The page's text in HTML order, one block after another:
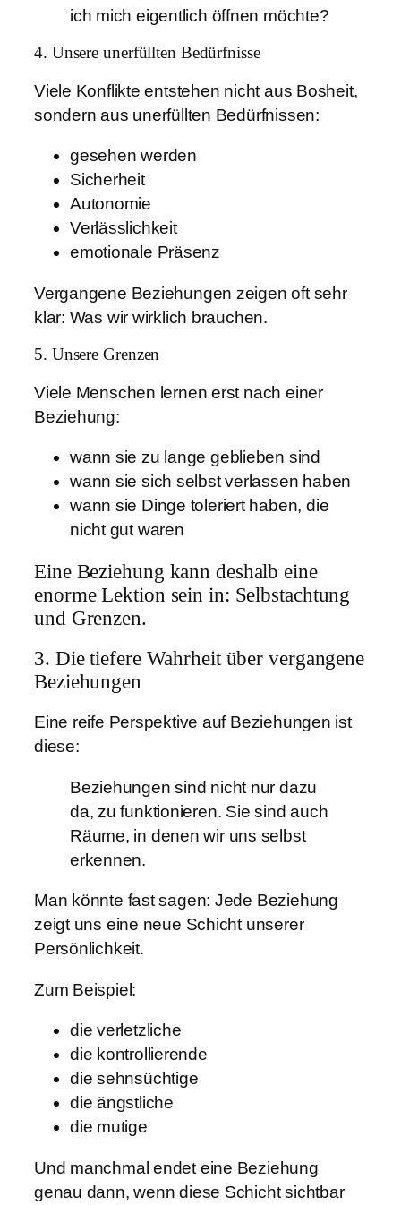
ich mich eigentlich öffnen möchte?
4. Unsere unerfüllten Bedürfnisse
Viele Konflikte entstehen nicht aus Bosheit,
sondern aus unerfüllten Bedürfnissen:
gesehen werden
Sicherheit
Autonomie
Verlässlichkeit
emotionale Präsenz
Vergangene Beziehungen zeigen oft sehr
klar: Was wir wirklich brauchen.
5. Unsere Grenzen
Viele Menschen lernen erst nach einer
Beziehung:
wann sie zu lange geblieben sind
wann sie sich selbst verlassen haben
wann sie Dinge toleriert haben, die
nicht gut waren
Eine Beziehung kann deshalb eine
enorme Lektion sein in: Selbstachtung
und Grenzen.
3. Die tiefere Wahrheit über vergangene
Beziehungen
Eine reife Perspektive auf Beziehungen ist
diese:
Beziehungen sind nicht nur dazu
da, zu funktionieren. Sie sind auch
Räume, in denen wir uns selbst
erkennen.
Man könnte fast sagen: Jede Beziehung
zeigt uns eine neue Schicht unserer
Persönlichkeit.
Zum Beispiel:
die verletzliche
die kontrollierende
die sehnsüchtige
die ängstliche
die mutige
Und manchmal endet eine Beziehung
genau dann, wenn diese Schicht sichtbar